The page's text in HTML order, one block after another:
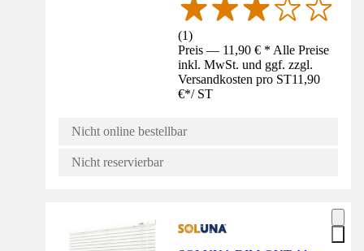
(1)
Preis — 11,90 € * Alle Preise
inkl. MwSt. und ggf. zzgl.
Versandkosten pro ST11,90
€*/ ST
Nicht online bestellbar
Nicht reservierbar